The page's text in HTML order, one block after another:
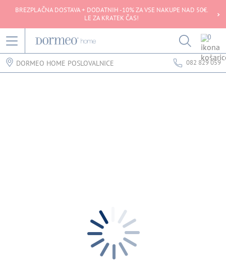
BREZPLAČNA DOSTAVA + DODATNIH -10% ZA VSE NAKUPE NAD 50€.
LE ZA KRATEK ČAS!
0
DORMEO HOME POSLOVALNICE 082 829 059